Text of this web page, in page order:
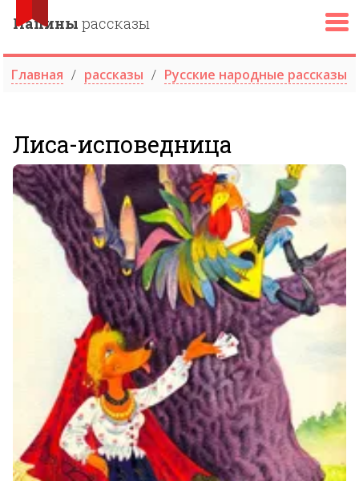
Папины рассказы
Главная рассказы Русские народные рассказы
Лиса-исповедница